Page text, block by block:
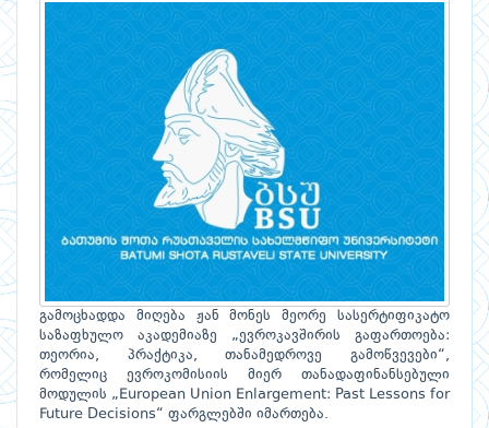
გამოცხადდა მიღება ჟან მონეს მეორე სასერტიფიკატო
საზაფხულო აკადემიაზე „ევროკავშირის გაფართოება:
თეორია, პრაქტიკა, თანამედროვე გამოწვევები“,
რომელიც ევროკომისიის მიერ თანადაფინანსებული
მოდულის „European Union Enlargement: Past Lessons for
Future Decisions“ ფარგლებში იმართება.